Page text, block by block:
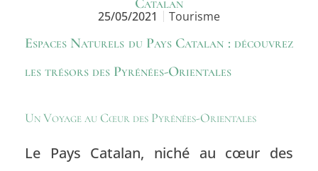
Catalan
25/05/2021 Tourisme
Espaces Naturels du Pays Catalan : découvrez
les trésors des Pyrénées-Orientales
Un Voyage au Cœur des Pyrénées-Orientales
Le Pays Catalan, niché au cœur des